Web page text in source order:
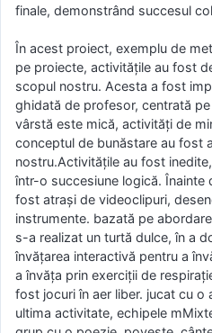
finale, demonstrând succesul
În acest proiect, exemplu de
pe proiecte, activitățile au fost
scopul nostru. Acesta a fost
ghidată de profesor, centrată
vârstă este mică, activități de
conceptul de bunăstare au fost
nostru.Activitățile au fost
într-o succesiune logică. Înainte
fost atrași de videoclipuri,
instrumente. bazată pe
s-a realizat un turtă dulce, în a
învățarea interactivă pentru a
a învăța prin exerciții de
fost jocuri în aer liber. jucat cu
ultima activitate, echipele